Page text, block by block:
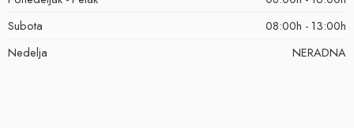
Subota
08:00h - 13:00h
Nedelja
NERADNA